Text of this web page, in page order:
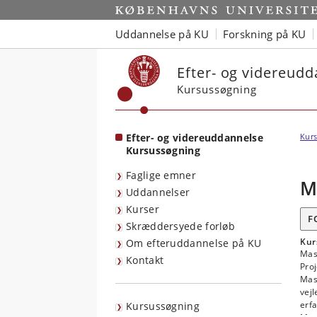
Start
Uddannelse på KU Forskning på KU
Efter- og
Kursussøgning
Efter- og videreuddannelse
Kursussøgning
Faglige emner
Uddannelser
Kurser
Skræddersyede forløb
Om efteruddannelse på KU
Kontakt
Kursussøgning